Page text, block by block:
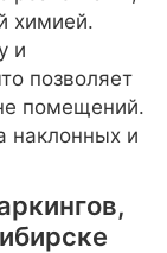
химией.
и
позволяет
помещений.
наклонных и